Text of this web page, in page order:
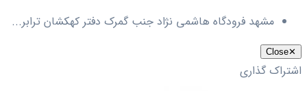
مشهد فرودگاه هاشمی نژاد جنب گمرک دفتر کهکشان ترابر...
✕
Close
اشتراک گذاری